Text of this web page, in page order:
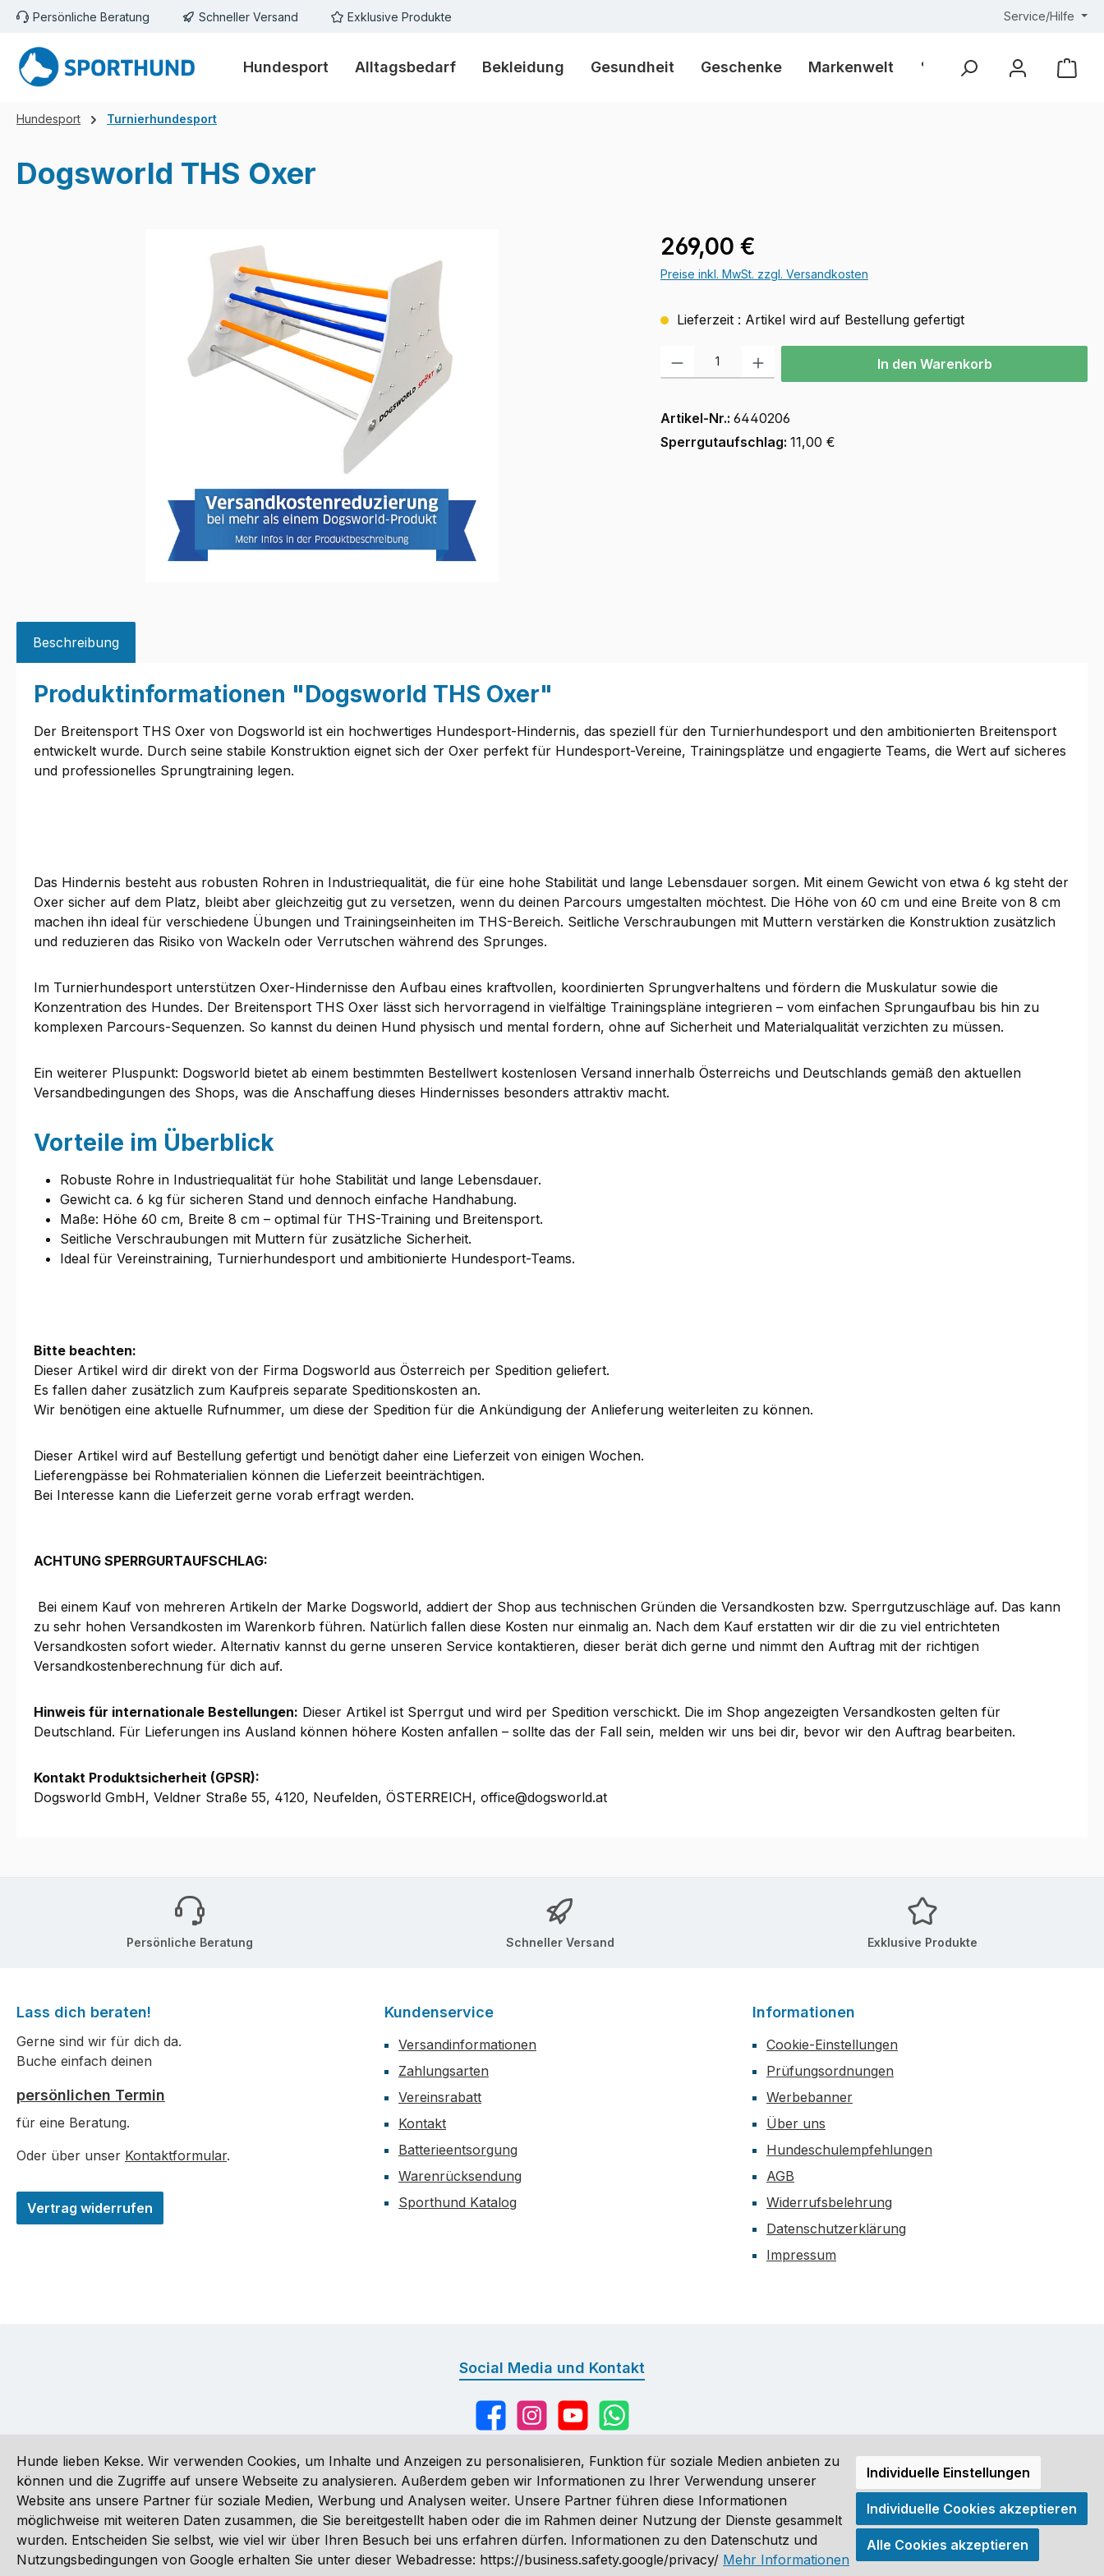
Hauptinhalt springen
Zur Suche springen
Zur Hauptnavigation springen
Persönliche Beratung Schneller Versand Exklusive Produkte Service/Hilfe
Hundesport Alltagsbedarf Bekleidung Gesundheit Geschenke Markenwelt % Outlet %
Hundesport Turnierhundesport
Dogsworld THS Oxer
Regulärer Preis:
269,00 €
Preise inkl. MwSt. zzgl. Versandkosten
Lieferzeit : Artikel wird auf Bestellung gefertigt
Produkt Anzahl: Gib den gewünschten Wert ein oder benutze die Schaltflächen
In den Warenkorb
Artikel-Nr.: 6440206
Sperrgutaufschlag: 11,00 €
Beschreibung
Produktinformationen "Dogsworld THS Oxer"
Der Breitensport THS Oxer von Dogsworld ist ein hochwertiges Hundesport-Hindernis, das speziell für den Turnierhundesport und den ambitionierten Breitensport
entwickelt wurde. Durch seine stabile Konstruktion eignet sich der Oxer perfekt für Hundesport-Vereine, Trainingsplätze und engagierte Teams, die Wert auf sicheres
und professionelles Sprungtraining legen.
Das Hindernis besteht aus robusten Rohren in Industriequalität, die für eine hohe Stabilität und lange Lebensdauer sorgen. Mit einem Gewicht von etwa 6 kg steht der
Oxer sicher auf dem Platz, bleibt aber gleichzeitig gut zu versetzen, wenn du deinen Parcours umgestalten möchtest. Die Höhe von 60 cm und eine Breite von 8 cm
machen ihn ideal für verschiedene Übungen und Trainingseinheiten im THS-Bereich. Seitliche Verschraubungen mit Muttern verstärken die Konstruktion zusätzlich
und reduzieren das Risiko von Wackeln oder Verrutschen während des Sprunges.
Im Turnierhundesport unterstützen Oxer-Hindernisse den Aufbau eines kraftvollen, koordinierten Sprungverhaltens und fördern die Muskulatur sowie die
Konzentration des Hundes. Der Breitensport THS Oxer lässt sich hervorragend in vielfältige Trainingspläne integrieren – vom einfachen Sprungaufbau bis hin zu
komplexen Parcours-Sequenzen. So kannst du deinen Hund physisch und mental fordern, ohne auf Sicherheit und Materialqualität verzichten zu müssen.
Ein weiterer Pluspunkt: Dogsworld bietet ab einem bestimmten Bestellwert kostenlosen Versand innerhalb Österreichs und Deutschlands gemäß den aktuellen
Versandbedingungen des Shops, was die Anschaffung dieses Hindernisses besonders attraktiv macht.
Vorteile im Überblick
Robuste Rohre in Industriequalität für hohe Stabilität und lange Lebensdauer.
Gewicht ca. 6 kg für sicheren Stand und dennoch einfache Handhabung.
Maße: Höhe 60 cm, Breite 8 cm – optimal für THS-Training und Breitensport.
Seitliche Verschraubungen mit Muttern für zusätzliche Sicherheit.
Ideal für Vereinstraining, Turnierhundesport und ambitionierte Hundesport-Teams.
Bitte beachten:
Dieser Artikel wird dir direkt von der Firma Dogsworld aus Österreich per Spedition geliefert.
Es fallen daher zusätzlich zum Kaufpreis separate Speditionskosten an.
Wir benötigen eine aktuelle Rufnummer, um diese der Spedition für die Ankündigung der Anlieferung weiterleiten zu können.
Dieser Artikel wird auf Bestellung gefertigt und benötigt daher eine Lieferzeit von einigen Wochen.
Lieferengpässe bei Rohmaterialien können die Lieferzeit beeinträchtigen.
Bei Interesse kann die Lieferzeit gerne vorab erfragt werden.
ACHTUNG SPERRGURTAUFSCHLAG:
Bei einem Kauf von mehreren Artikeln der Marke Dogsworld, addiert der Shop aus technischen Gründen die Versandkosten bzw. Sperrgutzuschläge auf. Das kann
zu sehr hohen Versandkosten im Warenkorb führen. Natürlich fallen diese Kosten nur einmalig an. Nach dem Kauf erstatten wir dir die zu viel entrichteten
Versandkosten sofort wieder. Alternativ kannst du gerne unseren Service kontaktieren, dieser berät dich gerne und nimmt den Auftrag mit der richtigen
Versandkostenberechnung für dich auf.
Hinweis für internationale Bestellungen: Dieser Artikel ist Sperrgut und wird per Spedition verschickt. Die im Shop angezeigten Versandkosten gelten für
Deutschland. Für Lieferungen ins Ausland können höhere Kosten anfallen – sollte das der Fall sein, melden wir uns bei dir, bevor wir den Auftrag bearbeiten.
Kontakt Produktsicherheit (GPSR):
Dogsworld GmbH, Veldner Straße 55, 4120, Neufelden, ÖSTERREICH, office@dogsworld.at
Persönliche Beratung Schneller Versand Exklusive Produkte
Lass dich beraten!
Gerne sind wir für dich da.
Buche einfach deinen
persönlichen Termin
für eine Beratung.
Oder über unser Kontaktformular.
Vertrag widerrufen
Kundenservice
Versandinformationen
Zahlungsarten
Vereinsrabatt
Kontakt
Batterieentsorgung
Warenrücksendung
Sporthund Katalog
Informationen
Cookie-Einstellungen
Prüfungsordnungen
Werbebanner
Über uns
Hundeschulempfehlungen
AGB
Widerrufsbelehrung
Datenschutzerklärung
Impressum
Social Media und Kontakt
FacebookInstagramYouTubeWhatsApp
Alle Preise inkl. gesetzl. Mehrwertsteuer zzgl.Versandkosten, wenn nicht anders angegeben. Preise vor dem Login werden in Euro (DE) angezeigt. Streichpreise = UVP-Preise. Abbildungen
ähnlich. Änderungen vorbehalten.
© 2026 Sporthund - Alle Rechte vorbehalten. Theme byThemeWare®
Hunde lieben Kekse. Wir verwenden Cookies, um Inhalte und Anzeigen zu personalisieren, Funktion für soziale Medien anbieten zu
können und die Zugriffe auf unsere Webseite zu analysieren. Außerdem geben wir Informationen zu Ihrer Verwendung unserer
Website ans unsere Partner für soziale Medien, Werbung und Analysen weiter. Unsere Partner führen diese Informationen
möglichweise mit weiteren Daten zusammen, die Sie bereitgestellt haben oder die im Rahmen deiner Nutzung der Dienste gesammelt
wurden. Entscheiden Sie selbst, wie viel wir über Ihren Besuch bei uns erfahren dürfen. Informationen zu den Datenschutz und
Nutzungsbedingungen von Google erhalten Sie unter dieser Webadresse: https://business.safety.google/privacy/ Mehr Informationen
Individuelle Einstellungen
Individuelle Cookies akzeptieren
Alle Cookies akzeptieren